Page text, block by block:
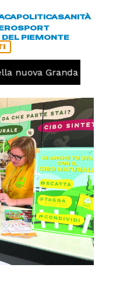
POLITICASANITÀ
SPORT
PIEMONTE
Granda Volley